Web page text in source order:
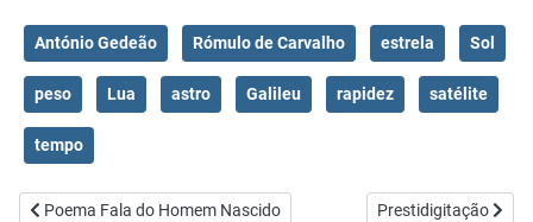
António Gedeão Rómulo de Carvalho estrela Sol
peso Lua astro Galileu rapidez satélite
tempo
Artigo anterior: Poema Fala do Homem Nascido
Poema Fala do Homem Nascido Artigo seguinte:
Prestidigitação